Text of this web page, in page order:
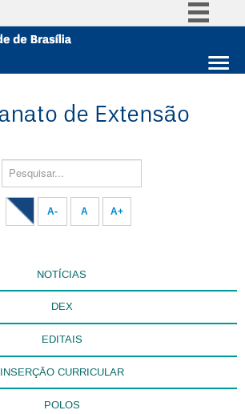
Acesso à informação
Estude na UnB
Pesquisar...
A- A A+
NOTÍCIAS
DEX
EDITAIS
INSERÇÃO CURRICULAR
POLOS